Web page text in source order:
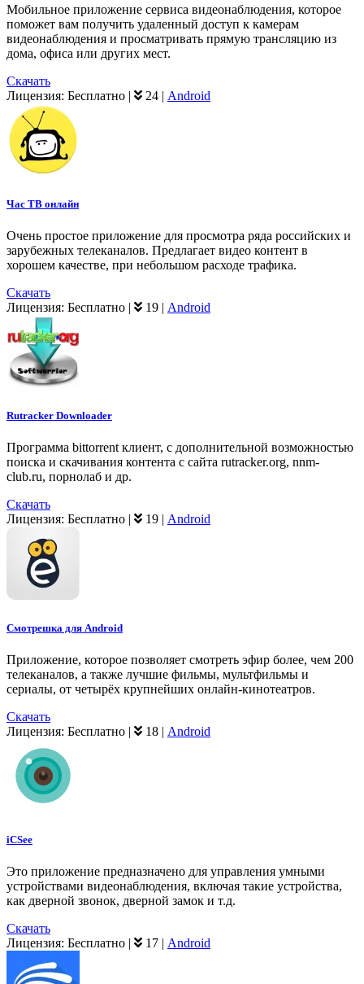
Мобильное приложение сервиса видеонаблюдения, которое
поможет вам получить удаленный доступ к камерам
видеонаблюдения и просматривать прямую трансляцию из
дома, офиса или других мест.
Скачать
Лицензия: Бесплатно | 24 | Android
Час ТВ онлайн
Очень простое приложение для просмотра ряда российских и
зарубежных телеканалов. Предлагает видео контент в
хорошем качестве, при небольшом расходе трафика.
Скачать
Лицензия: Бесплатно | 19 | Android
Rutracker Downloader
Программа bittorrent клиент, с дополнительной возможностью
поиска и скачивания контента с сайта rutracker.org, nnm-
club.ru, порнолаб и др.
Скачать
Лицензия: Бесплатно | 19 | Android
Смотрешка для Android
Приложение, которое позволяет смотреть эфир более, чем 200
телеканалов, а также лучшие фильмы, мультфильмы и
сериалы, от четырёх крупнейших онлайн-кинотеатров.
Скачать
Лицензия: Бесплатно | 18 | Android
iCSee
Это приложение предназначено для управления умными
устройствами видеонаблюдения, включая такие устройства,
как дверной звонок, дверной замок и т.д.
Скачать
Лицензия: Бесплатно | 17 | Android